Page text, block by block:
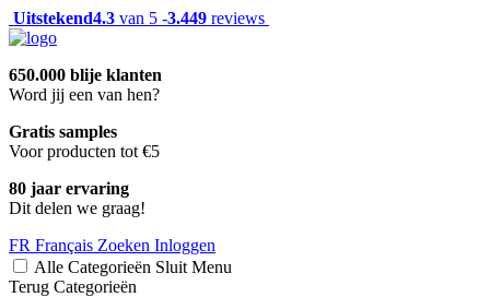
Uitstekend4.3 van 5 -3.449 reviews
650.000 blije klanten
Word jij een van hen?
Gratis samples
Voor producten tot €5
80 jaar ervaring
Dit delen we graag!
FR Français Zoeken Inloggen
Alle Categorieën Sluit Menu
Terug Categorieën